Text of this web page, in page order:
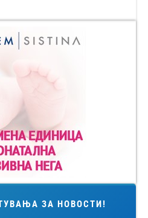
ЗА НОВОСТИ!